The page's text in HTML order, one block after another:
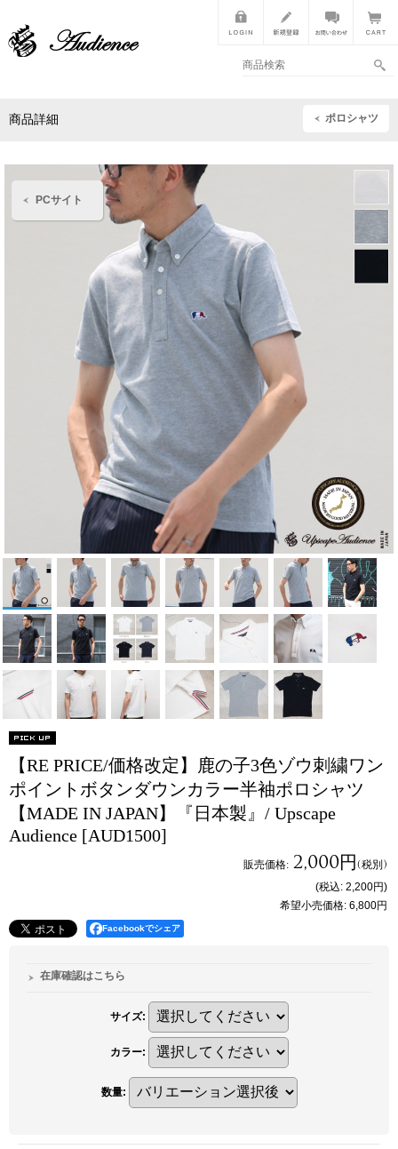
PCサイト
商品詳細 ポロシャツ
【RE PRICE/価格改定】鹿の子3色ゾウ刺繍ワン
ポイントボタンダウンカラー半袖ポロシャツ
【MADE IN JAPAN】『日本製』/ Upscape
Audience [AUD1500]
販売価格: 2,000円(税別)
(税込: 2,200円)
希望小売価格: 6,800円
Facebookでシェア
在庫確認はこちら
サイズ:
カラー:
数量: